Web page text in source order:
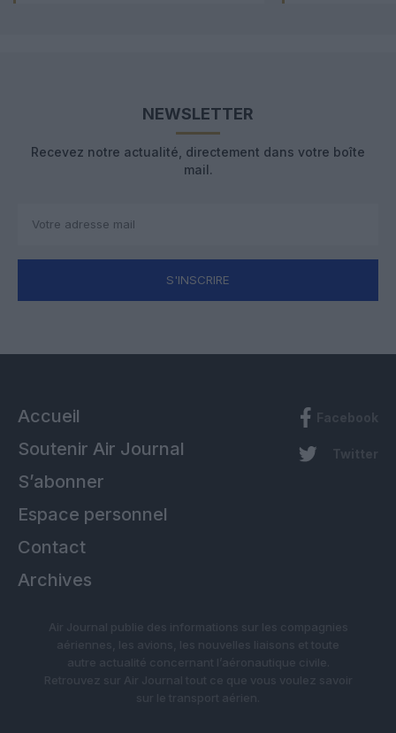
NEWSLETTER
Recevez notre actualité, directement dans votre boîte
mail.
S'INSCRIRE
Accueil
Soutenir Air Journal
S’abonner
Espace personnel
Contact
Archives